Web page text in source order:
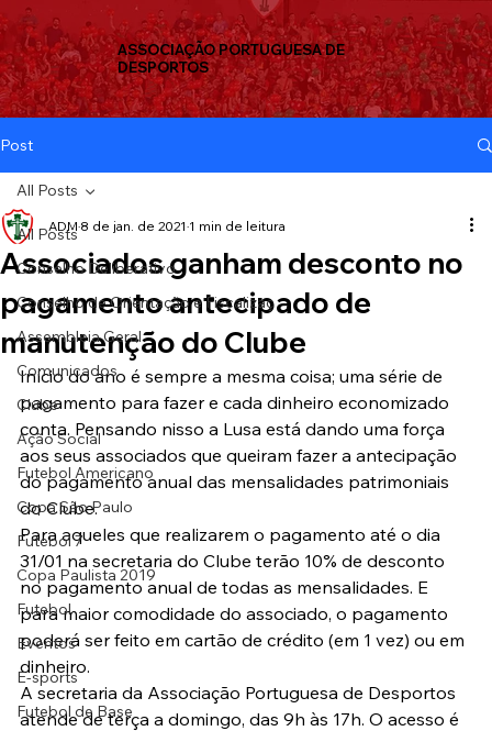
ASSOCIAÇÃO PORTUGUESA DE
DESPORTOS
Post
All Posts
Conselho Deliberativo
Conselho de Orientação e Fiscalizaç
Assembleia Geral
Comunicados
Clube
Ação Social
Futebol Americano
Copa São Paulo
Futebol 7
Copa Paulista 2019
Futebol
Eventos
E-sports
Futebol de Base
All Posts
Associados ganham desconto no
pagamento antecipado de
manutenção do Clube
ADM 8 de jan. de 2021 1 min de leitura
Início do ano é sempre a mesma coisa; uma série de
pagamento para fazer e cada dinheiro economizado
conta. Pensando nisso a Lusa está dando uma força
aos seus associados que queiram fazer a antecipação
do pagamento anual das mensalidades patrimoniais
do Clube.
Para aqueles que realizarem o pagamento até o dia
31/01 na secretaria do Clube terão 10% de desconto
no pagamento anual de todas as mensalidades. E
para maior comodidade do associado, o pagamento
poderá ser feito em cartão de crédito (em 1 vez) ou em
dinheiro.
A secretaria da Associação Portuguesa de Desportos
atende de terça a domingo, das 9h às 17h. O acesso é